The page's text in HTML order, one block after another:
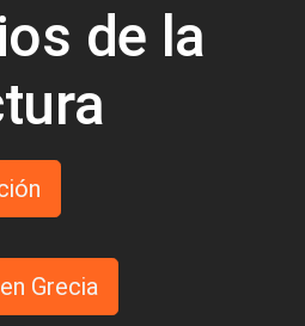
de la
Grecia